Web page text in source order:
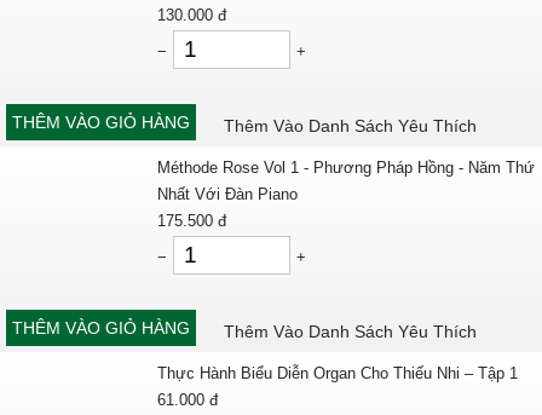
130.000 đ
−
+
THÊM VÀO GIỎ HÀNG Thêm Vào Danh Sách Yêu Thích
Méthode Rose Vol 1 - Phương Pháp Hồng - Năm Thứ
Nhất Với Đàn Piano
175.500 đ
−
+
THÊM VÀO GIỎ HÀNG Thêm Vào Danh Sách Yêu Thích
Thực Hành Biểu Diễn Organ Cho Thiếu Nhi – Tập 1
61.000 đ